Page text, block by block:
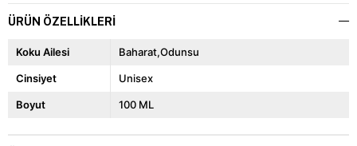
ÜRÜN ÖZELLIKLERI
Koku Ailesi Baharat,Odunsu
Cinsiyet Unisex
Boyut 100 ML